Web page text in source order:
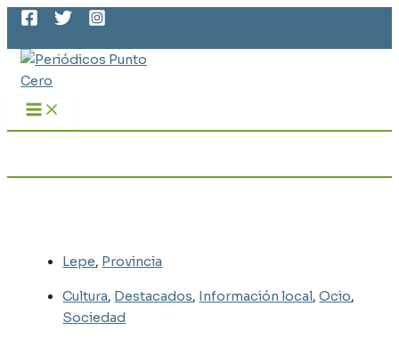
Ir
contenido
MAIN
MENU
Lepe, Provincia
Cultura, Destacados, Información local,Ocio,
Sociedad